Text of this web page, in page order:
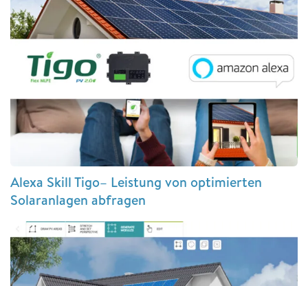
Alexa Skill Tigo– Leistung von optimierten
Solaranlagen abfragen